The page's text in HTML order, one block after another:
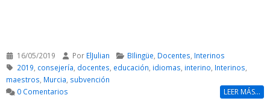
16/05/2019 Por ElJulian BIlingüe Docentes Interinos
2019 consejería docentes educación idiomas interino Interinos
maestros Murcia subvención
0 Comentarios
LEER MÁS...